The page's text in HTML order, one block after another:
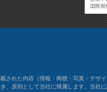
された内容（情報・商標・写真・デザ
、原則として当社に帰属します。当社